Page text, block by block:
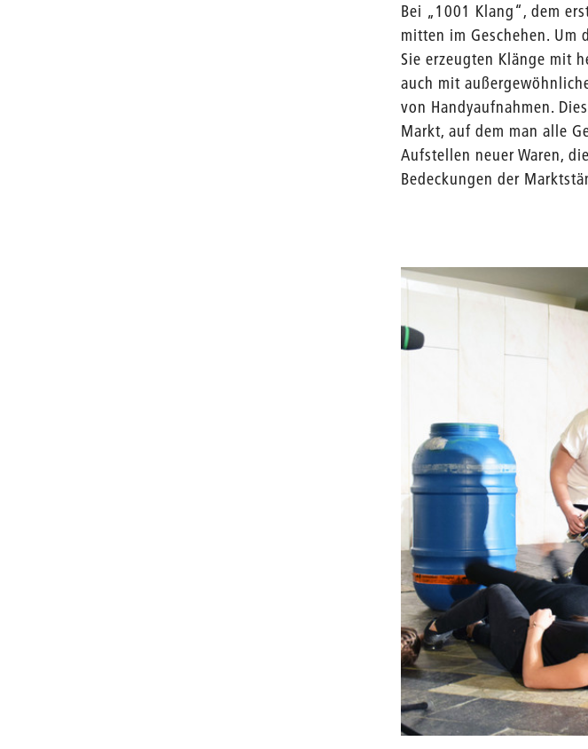
Bei „1001 Klang“, dem
mitten im Geschehen. Um
Sie erzeugten Klänge mit
auch mit
von Handyaufnahmen.
Markt, auf dem man alle
Aufstellen neuer Waren,
Bedeckungen der